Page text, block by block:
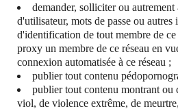
demander, solliciter ou autrement
d'utilisateur, mots de passe ou autres
d'identification de tout membre de
proxy un membre de ce réseau en
connexion automatisée à ce réseau ;
publier tout contenu
publier tout contenu montrant ou
viol, de violence extrême, de